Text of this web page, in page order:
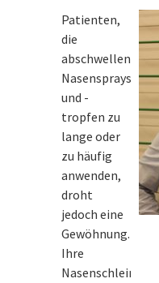
Patienten,
die
abschwellende
Nasensprays
und -
tropfen zu
lange oder
zu häufig
anwenden,
droht
jedoch eine
Gewöhnung.
Ihre
Nasenschleimhaut